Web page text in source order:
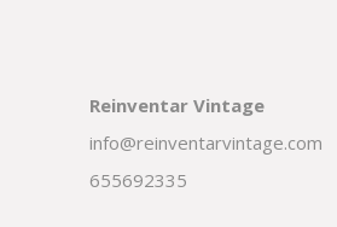
Reinventar Vintage
info@reinventarvintage.com
655692335